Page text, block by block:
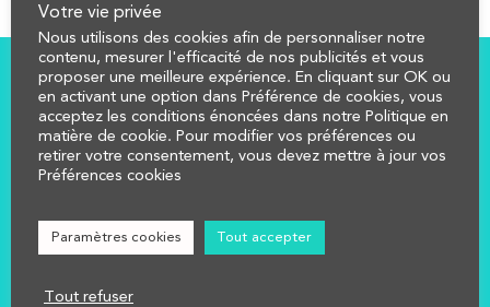
COMPRENDRE
CALCULER
AFFECTER
Réglementation
Mentions légales
Votre vie privée
Nous utilisons des cookies afin de personnaliser notre
contenu, mesurer l'efficacité de nos publicités et vous
proposer une meilleure expérience. En cliquant sur OK ou
en activant une option dans Préférence de cookies, vous
acceptez les conditions énoncées dans notre Politique en
matière de cookie. Pour modifier vos préférences ou
retirer votre consentement, vous devez mettre à jour vos
Préférences cookies
Paramètres cookies Tout accepter
Tout refuser